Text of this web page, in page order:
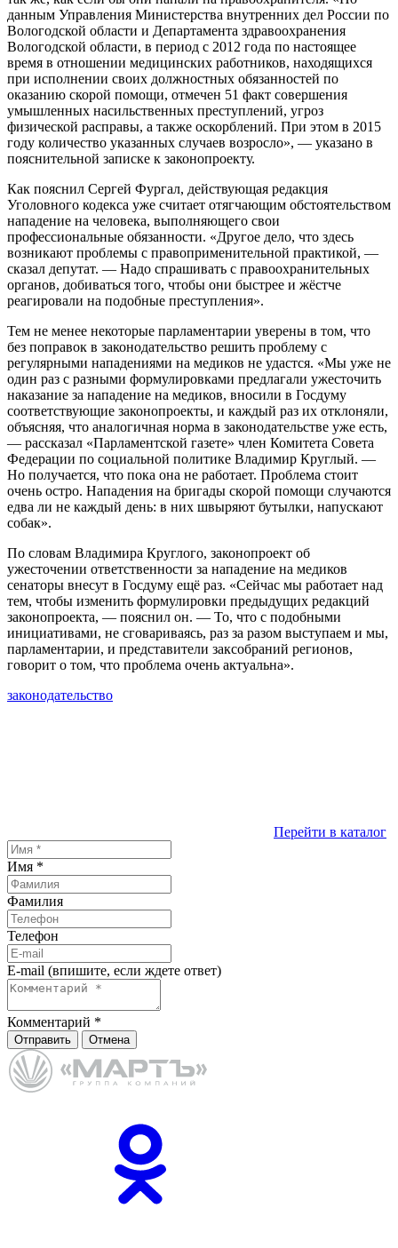
данным Управления Министерства внутренних дел России по
Вологодской области и Департамента здравоохранения
Вологодской области, в период с 2012 года по настоящее
время в отношении медицинских работников, находящихся
при исполнении своих должностных обязанностей по
оказанию скорой помощи, отмечен 51 факт совершения
умышленных насильственных преступлений, угроз
физической расправы, а также оскорблений. При этом в 2015
году количество указанных случаев возросло», — указано в
пояснительной записке к законопроекту.
Как пояснил Сергей Фургал, действующая редакция
Уголовного кодекса уже считает отягчающим обстоятельством
нападение на человека, выполняющего свои
профессиональные обязанности. «Другое дело, что здесь
возникают проблемы с правоприменительной практикой, —
сказал депутат. — Надо спрашивать с правоохранительных
органов, добиваться того, чтобы они быстрее и жёстче
реагировали на подобные преступления».
Тем не менее некоторые парламентарии уверены в том, что
без поправок в законодательство решить проблему с
регулярными нападениями на медиков не удастся. «Мы уже не
один раз с разными формулировками предлагали ужесточить
наказание за нападение на медиков, вносили в Госдуму
соответствующие законопроекты, и каждый раз их отклоняли,
объясняя, что аналогичная норма в законодательстве уже есть,
— рассказал «Парламентской газете» член Комитета Совета
Федерации по социальной политике Владимир Круглый. —
Но получается, что пока она не работает. Проблема стоит
очень остро. Нападения на бригады скорой помощи случаются
едва ли не каждый день: в них швыряют бутылки, напускают
собак».
По словам Владимира Круглого, законопроект об
ужесточении ответственности за нападение на медиков
сенаторы внесут в Госдуму ещё раз. «Сейчас мы работает над
тем, чтобы изменить формулировки предыдущих редакций
законопроекта, — пояснил он. — То, что с подобными
инициативами, не сговариваясь, раз за разом выступаем и мы,
парламентарии, и представители заксобраний регионов,
говорит о том, что проблема очень актуальна».
законодательство
Перейти в каталог
Имя *
Фамилия
Телефон
E-mail (впишите, если ждете ответ)
Комментарий *
Отправить Отмена